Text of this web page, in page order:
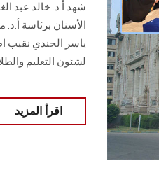
شهد أ.د. خالد عبد
الأسنان برئاسة
ياسر الجندي نقيب
لشئون التعليم
اقرأ المزيد